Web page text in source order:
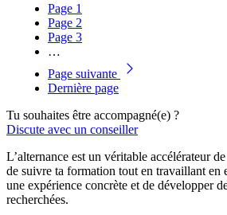
Page 1
Page 2
Page 3
…
Page suivante
Dernière page
Tu souhaites être accompagné(e) ?
Discute avec un conseiller
L’alternance est un véritable accélérateur
de suivre ta formation tout en travaillant en
une expérience concrète et de développer
recherchées.